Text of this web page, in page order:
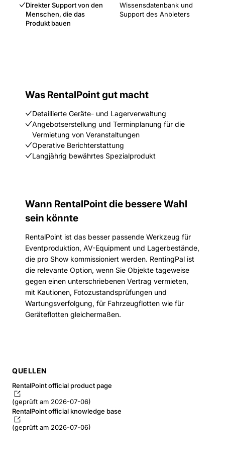
Direkter Support von den
Menschen, die das
Produkt bauen
Wissensdatenbank und
Support des Anbieters
Was RentalPoint gut macht
Detaillierte Geräte- und Lagerverwaltung
Angebotserstellung und Terminplanung für die
Vermietung von Veranstaltungen
Operative Berichterstattung
Langjährig bewährtes Spezialprodukt
Wann RentalPoint die bessere Wahl
sein könnte
RentalPoint ist das besser passende Werkzeug für
Eventproduktion, AV-Equipment und Lagerbestände,
die pro Show kommissioniert werden. RentingPal ist
die relevante Option, wenn Sie Objekte tageweise
gegen einen unterschriebenen Vertrag vermieten,
mit Kautionen, Fotozustandsprüfungen und
Wartungsverfolgung, für Fahrzeugflotten wie für
Geräteflotten gleichermaßen.
QUELLEN
RentalPoint official product page
(geprüft am 2026-07-06)
RentalPoint official knowledge base
(geprüft am 2026-07-06)